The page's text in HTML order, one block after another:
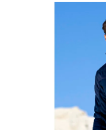
hviezdičiek.